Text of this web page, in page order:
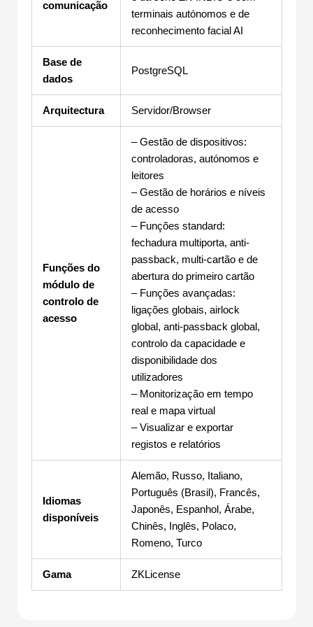
comunicação
terminais autónomos e de
reconhecimento facial AI
Base de
dados
PostgreSQL
Arquitectura Servidor/Browser
Funções do
módulo de
controlo de
acesso
– Gestão de dispositivos:
controladoras, autónomos e
leitores
– Gestão de horários e níveis
de acesso
– Funções standard:
fechadura multiporta, anti-
passback, multi-cartão e de
abertura do primeiro cartão
– Funções avançadas:
ligações globais, airlock
global, anti-passback global,
controlo da capacidade e
disponibilidade dos
utilizadores
– Monitorização em tempo
real e mapa virtual
– Visualizar e exportar
registos e relatórios
Idiomas
disponíveis
Alemão, Russo, Italiano,
Português (Brasil), Francês,
Japonês, Espanhol, Árabe,
Chinês, Inglês, Polaco,
Romeno, Turco
Gama ZKLicense